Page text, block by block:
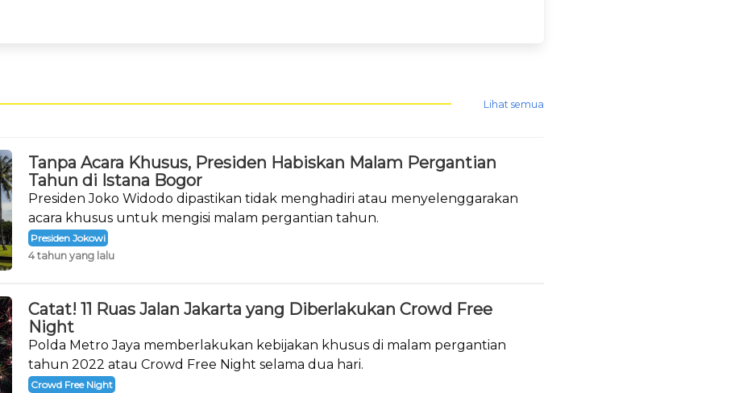
Lihat semua
Tanpa Acara Khusus, Presiden Habiskan Malam Pergantian
Tahun di Istana Bogor
Presiden Joko Widodo dipastikan tidak menghadiri atau menyelenggarakan
acara khusus untuk mengisi malam pergantian tahun.
Presiden Jokowi
4 tahun yang lalu
Catat! 11 Ruas Jalan Jakarta yang Diberlakukan Crowd Free
Night
Polda Metro Jaya memberlakukan kebijakan khusus di malam pergantian
tahun 2022 atau Crowd Free Night selama dua hari.
Crowd Free Night